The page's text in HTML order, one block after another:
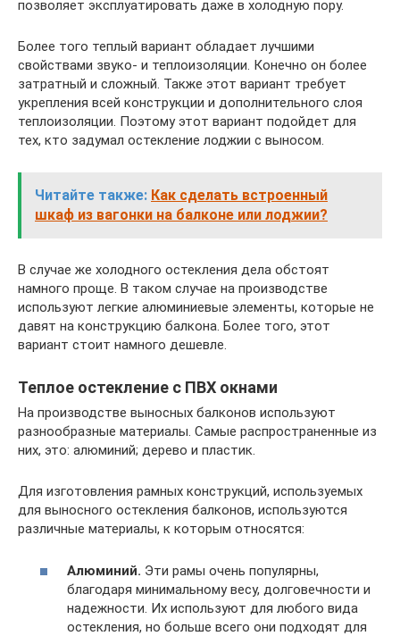
позволяет эксплуатировать даже в холодную пору.
Более того теплый вариант обладает лучшими
свойствами звуко- и теплоизоляции. Конечно он более
затратный и сложный. Также этот вариант требует
укрепления всей конструкции и дополнительного слоя
теплоизоляции. Поэтому этот вариант подойдет для
тех, кто задумал остекление лоджии с выносом.
Читайте также: Как сделать встроенный
шкаф из вагонки на балконе или лоджии?
В случае же холодного остекления дела обстоят
намного проще. В таком случае на производстве
используют легкие алюминиевые элементы, которые не
давят на конструкцию балкона. Более того, этот
вариант стоит намного дешевле.
Теплое остекление с ПВХ окнами
На производстве выносных балконов используют
разнообразные материалы. Самые распространенные из
них, это: алюминий; дерево и пластик.
Для изготовления рамных конструкций, используемых
для выносного остекления балконов, используются
различные материалы, к которым относятся:
Алюминий. Эти рамы очень популярны,
благодаря минимальному весу, долговечности и
надежности. Их используют для любого вида
остекления, но больше всего они подходят для